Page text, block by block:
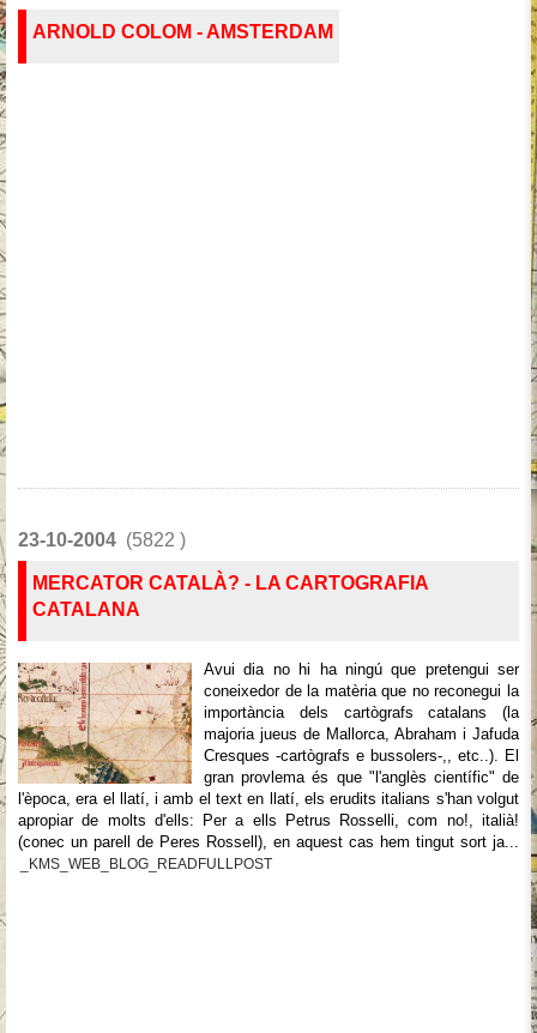
ARNOLD COLOM - AMSTERDAM
23-10-2004 (5822 )
MERCATOR CATALÀ? - LA CARTOGRAFIA
CATALANA
Avui dia no hi ha ningú que pretengui ser
coneixedor de la matèria que no reconegui la
importància dels cartògrafs catalans (la
majoria jueus de Mallorca, Abraham i Jafuda
Cresques -cartògrafs e bussolers-,, etc..). El
gran provlema és que "l'anglès científic" de
l'època, era el llatí, i amb el text en llatí, els erudits italians s'han volgut
apropiar de molts d'ells: Per a ells Petrus Rosselli, com no!, italià!
(conec un parell de Peres Rossell), en aquest cas hem tingut sort ja...
_KMS_WEB_BLOG_READFULLPOST